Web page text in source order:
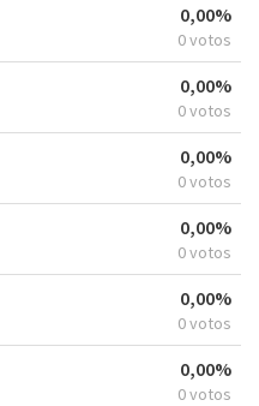
0,00%
0 votos
0,00%
0 votos
0,00%
0 votos
0,00%
0 votos
0,00%
0 votos
0,00%
0 votos